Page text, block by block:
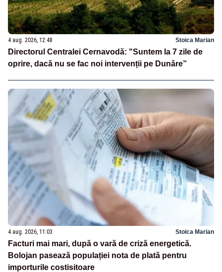
4 aug. 2026, 12:48 Stoica Marian
Directorul Centralei Cernavodă: "Suntem la 7 zile de
oprire, dacă nu se fac noi intervenții pe Dunăre”
4 aug. 2026, 11:03 Stoica Marian
Facturi mai mari, după o vară de criză energetică.
Bolojan pasează populației nota de plată pentru
importurile costisitoare